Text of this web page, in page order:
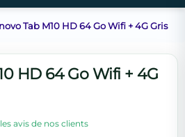
Tab M10 HD 64 Go Wifi + 4G Gris
HD 64 Go Wifi + 4G
avis de nos clients